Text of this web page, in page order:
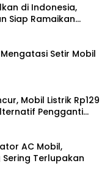
di Indonesia,
Siap Ramaikan
Setir Mobil
Mobil Listrik Rp129
Pengganti
AC Mobil,
Terlupakan